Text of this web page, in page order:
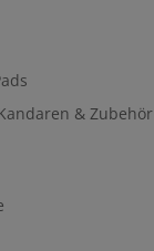
& Zubehör